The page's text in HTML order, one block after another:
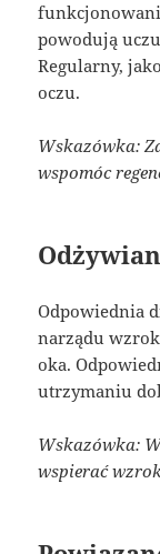
powodują
Regularny,
oczu.
Wskazówka:
wspomóc
Odpowiednia
narządu
oka.
utrzymaniu
Wskazówka:
wspierać